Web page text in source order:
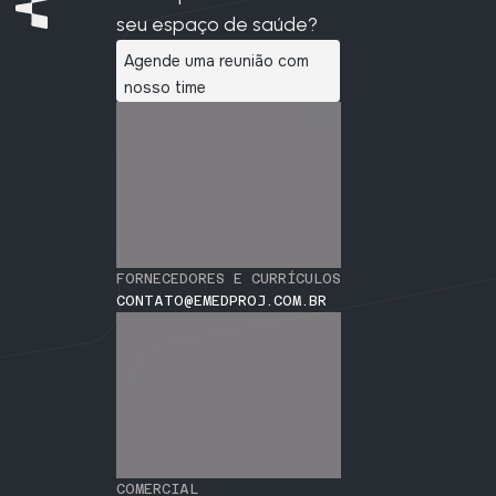
seu espaço de saúde?
Agende uma reunião com
nosso time
FORNECEDORES E CURRÍCULOS
CONTATO@EMEDPROJ.COM.BR
COMERCIAL